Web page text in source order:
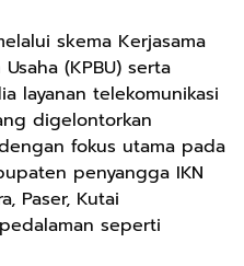
skema Kerjasama
(KPBU) serta
layanan telekomunikasi
digelontorkan
fokus utama pada
penyangga IKN
Paser, Kutai
seperti